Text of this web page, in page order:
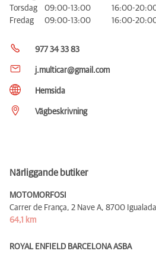
Torsdag
09:00-13:00
16:00-
Fredag
09:00-13:00 16:00-
977 34 33 83
j.multicar@gmail.com
Hemsida
Vägbeskrivning
Närliggande butiker
MOTOMORFOSI
Carrer de França, 2 Nave A, 8700 Igualada
64,1 km
ROYAL ENFIELD BARCELONA ASBA